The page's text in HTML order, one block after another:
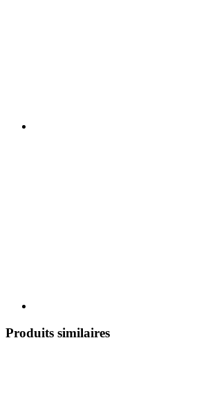
Produits similaires